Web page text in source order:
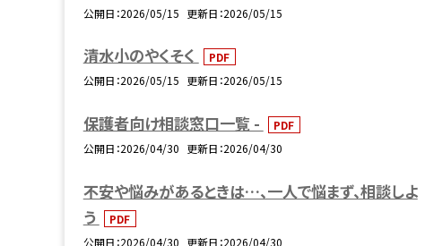
公開日 2026/05/15 更新日 2026/05/15
清水小のやくそく
PDF
公開日 2026/05/15 更新日 2026/05/15
保護者向け相談窓口一覧 -
PDF
公開日 2026/04/30 更新日 2026/04/30
不安や悩みがあるときは…、一人で悩まず、相談しよ
う
PDF
公開日 2026/04/30 更新日 2026/04/30